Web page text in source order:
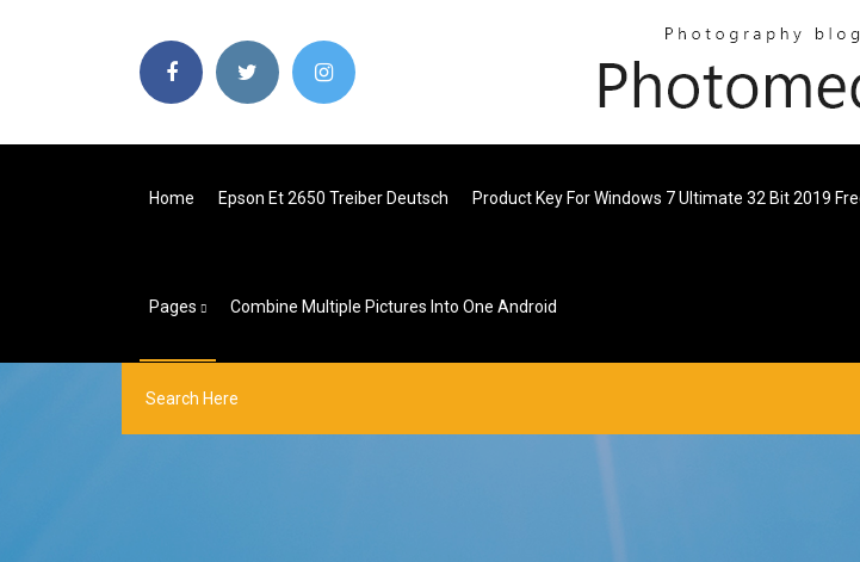
Home Epson Et 2650 Treiber Deutsch Product Key For Windows 7 Ultimate 32 Bit 2019
Pages Combine Multiple Pictures Into One Android